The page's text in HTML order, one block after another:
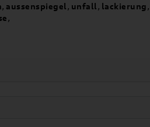
, aussenspiegel, unfall, lackierung,
,